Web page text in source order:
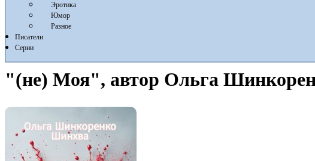
Эротика
Юмор
Разное
Писатели
Серии
"(не) Моя", автор Ольга